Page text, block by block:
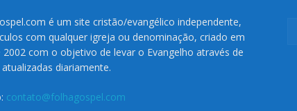
é um site cristão/evangélico independente,
com qualquer igreja ou denominação, criado em
2002 com o objetivo de levar o Evangelho através de
diariamente.
contato@folhagospel.com